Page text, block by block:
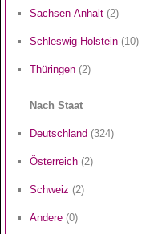
Sachsen-Anhalt (2)
Schleswig-Holstein (10)
Thüringen (2)
Nach Staat
Deutschland (324)
Österreich (2)
Schweiz (2)
Andere (0)